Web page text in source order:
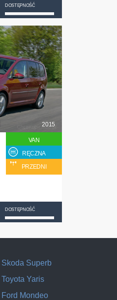
DOSTĘPNOŚĆ
2015
VAN
RĘCZNA
PRZEDNI
DOSTĘPNOŚĆ
Skoda Superb
Toyota Yaris
Ford Mondeo